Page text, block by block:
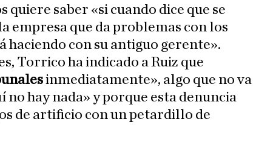
quiere saber «si cuando dice que se
empresa que da problemas con los
haciendo con su antiguo gerente».
Torrico ha indicado a Ruiz que
inmediatamente», algo que no va
no hay nada» y porque esta denuncia
de artificio con un petardillo de